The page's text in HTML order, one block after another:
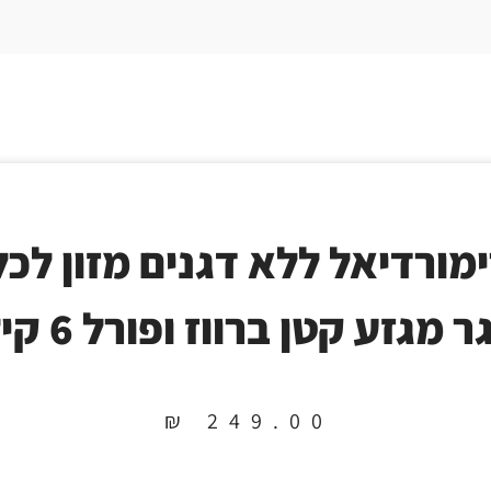
ללא דגנים מזון
מגזע קטן ברווז ופורל 6 קילו
₪ 249.00